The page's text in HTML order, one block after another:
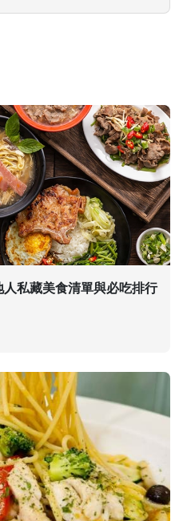
私藏美食清單與必吃排行